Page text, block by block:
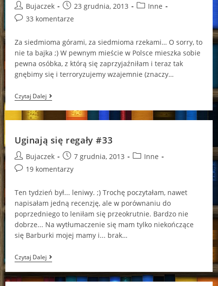
Post
author:
Bujaczek
Post
published:
23 grudnia, 2013
PostInne
Post33 komentarze
Za siedmioma górami, za siedmioma rzekami… O sorry, to
nie ta bajka ;) W pewnym mieście w Polsce mieszka sobie
pewna osóbka, z którą się zaprzyjaźniłam i teraz tak
gnębimy się i terroryzujemy wzajemnie (znaczy…
Czytaj DalejUginają
Się
Regały
#34
Odsłona)
Uginają się regały #33
Post
author:
Bujaczek
Post
published:
7 grudnia, 2013
PostInne
Post19 komentarzy
Ten tydzień był... leniwy. ;) Trochę poczytałam, nawet
napisałam jedną recenzję, ale w porównaniu do
poprzedniego to leniłam się przeokrutnie. Bardzo nie
dobrze... Na wytłumaczenie się mam tylko niekończące
się Barburki mojej mamy i... brak…
Czytaj DalejUginają
Się
Regały
#33